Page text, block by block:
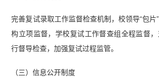
完善复试录取工作监督检查机制，校领导“包片
构立项监督，学校复试工作督查组全程监督
行督导检查，加强复试过程监管。
（三）信息公开制度